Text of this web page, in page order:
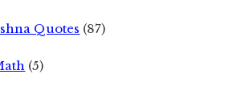
Quotes (87)
(5)